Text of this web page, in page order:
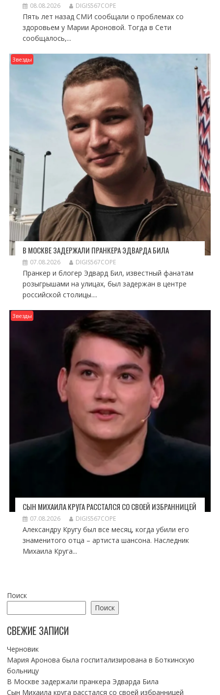
08.08.2026 DIGIS567COPE
Пять лет назад СМИ сообщали о проблемах со
здоровьем у Марии Ароновой. Тогда в Сети
сообщалось,...
Звезды
В МОСКВЕ ЗАДЕРЖАЛИ ПРАНКЕРА ЭДВАРДА БИЛА
07.08.2026 DIGIS567COPE
Пранкер и блогер Эдвард Бил, известный фанатам
розыгрышами на улицах, был задержан в центре
российской столицы....
Звезды
СЫН МИХАИЛА КРУГА РАССТАЛСЯ СО СВОЕЙ ИЗБРАННИЦЕЙ
07.08.2026 DIGIS567COPE
Александру Кругу был все месяц, когда убили его
знаменитого отца – артиста шансона. Наследник
Михаила Круга...
Поиск
Поиск
СВЕЖИЕ ЗАПИСИ
Черновик
Мария Аронова была госпитализирована в Боткинскую
больницу
В Москве задержали пранкера Эдварда Била
Сын Михаила круга расстался со своей избранницей